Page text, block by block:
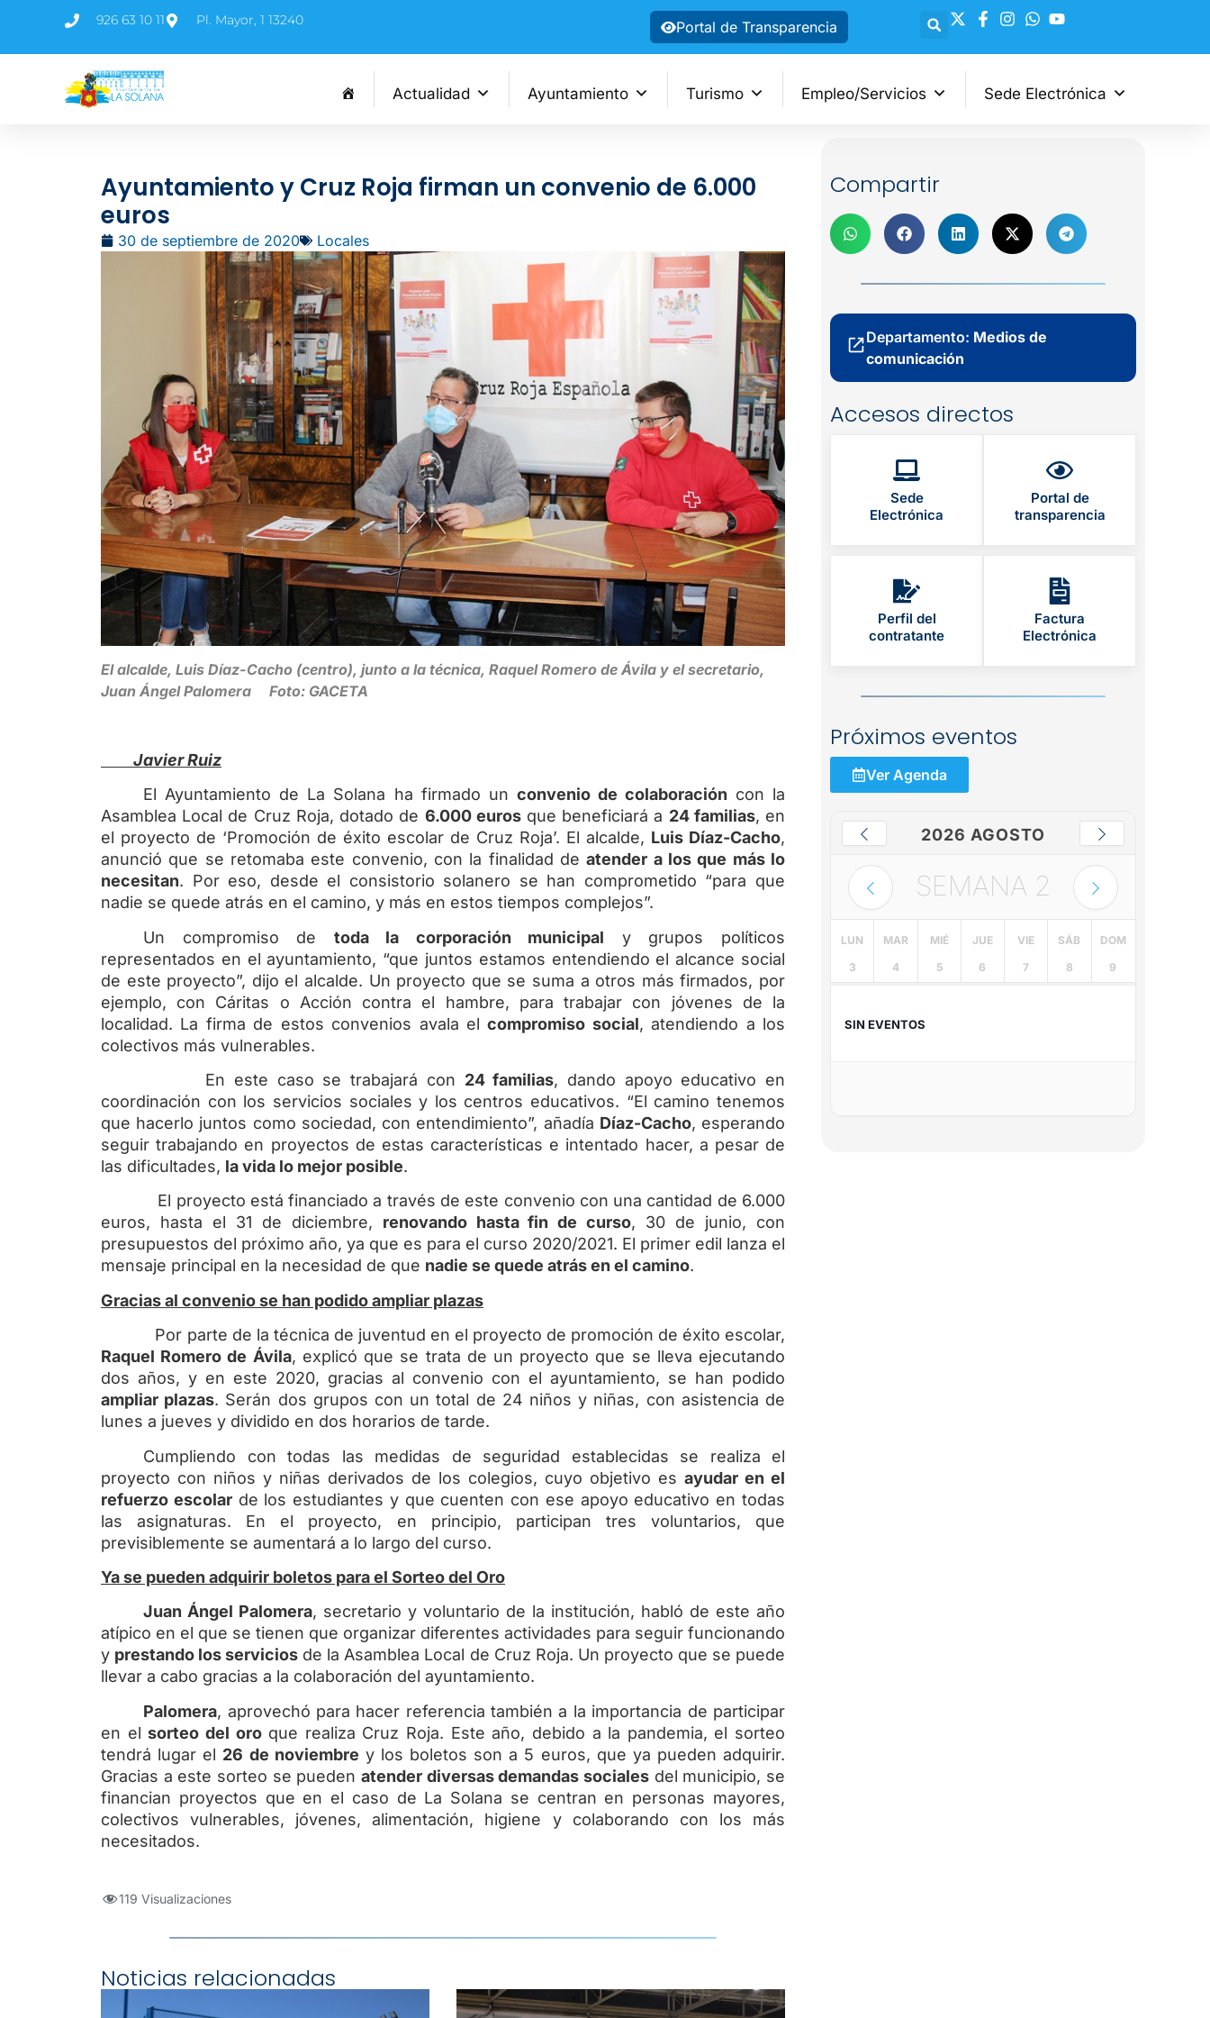
926 63 10 11 Pl. Mayor, 1 13240 Portal de Transparencia
Actualidad Ayuntamiento Turismo Empleo/Servicios Sede Electrónica
Ayuntamiento y Cruz Roja firman un convenio de 6.000
euros
30 de septiembre de 2020 Locales
El alcalde, Luis Díaz-Cacho (centro), junto a la técnica, Raquel Romero de Ávila y el secretario,
Juan Ángel Palomera Foto: GACETA
Javier Ruiz
El Ayuntamiento de La Solana ha firmado un convenio de colaboración con la
Asamblea Local de Cruz Roja, dotado de 6.000 eurosque beneficiará a 24 familias, en
el proyecto de ‘Promoción de éxito escolar de Cruz Roja’. El alcalde, Luis Díaz-Cacho,
anunció que se retomaba este convenio, con la finalidad deatender a los que más lo
necesitan. Por eso, desde el consistorio solanero se han comprometido “para que
nadie se quede atrás en el camino, y más en estos tiempos complejos”.
Un compromiso de toda la corporación municipal y grupos políticos
representados en el ayuntamiento, “que juntos estamos entendiendo el alcance social
de este proyecto”, dijo el alcalde. Un proyecto que se suma a otros más firmados, por
ejemplo, con Cáritas o Acción contra el hambre, para trabajar con jóvenes de la
localidad. La firma de estos convenios avala elcompromiso social, atendiendo a los
colectivos más vulnerables.
En este caso se trabajará con 24 familias, dando apoyo educativo en
coordinación con los servicios sociales y los centros educativos. “El camino tenemos
que hacerlo juntos como sociedad, con entendimiento”, añadía Díaz-Cacho, esperando
seguir trabajando en proyectos de estas características e intentado hacer, a pesar de
las dificultades, la vida lo mejor posible.
El proyecto está financiado a través de este convenio con una cantidad de 6.000
euros, hasta el 31 de diciembre, renovando hasta fin de curso, 30 de junio, con
presupuestos del próximo año, ya que es para el curso 2020/2021. El primer edil lanza el
mensaje principal en la necesidad de que nadie se quede atrás en el camino.
Gracias al convenio se han podido ampliar plazas
Por parte de la técnica de juventud en el proyecto de promoción de éxito escolar,
Raquel Romero de Ávila, explicó que se trata de un proyecto que se lleva ejecutando
dos años, y en este 2020, gracias al convenio con el ayuntamiento, se han podido
ampliar plazas. Serán dos grupos con un total de 24 niños y niñas, con asistencia de
lunes a jueves y dividido en dos horarios de tarde.
Cumpliendo con todas las medidas de seguridad establecidas se realiza el
proyecto con niños y niñas derivados de los colegios, cuyo objetivo es ayudar en el
refuerzo escolarde los estudiantes y que cuenten con ese apoyo educativo en todas
las asignaturas. En el proyecto, en principio, participan tres voluntarios, que
previsiblemente se aumentará a lo largo del curso.
Ya se pueden adquirir boletos para el Sorteo del Oro
Juan Ángel Palomera, secretario y voluntario de la institución, habló de este año
atípico en el que se tienen que organizar diferentes actividades para seguir funcionando
y prestando los servicios de la Asamblea Local de Cruz Roja. Un proyecto que se puede
llevar a cabo gracias a la colaboración del ayuntamiento.
Palomera, aprovechó para hacer referencia también a la importancia de participar
en elsorteo del oroque realiza Cruz Roja. Este año, debido a la pandemia, el sorteo
tendrá lugar el 26 de noviembre y los boletos son a 5 euros, que ya pueden adquirir.
Gracias a este sorteo se pueden atender diversas demandas sociales del municipio, se
financian proyectos que en el caso de La Solana se centran en personas mayores,
colectivos vulnerables, jóvenes, alimentación, higiene y colaborando con los más
necesitados.
119 Visualizaciones
Noticias relacionadas
Compartir
Departamento: Medios de
comunicación
Accesos directos
Sede
Electrónica
Portal de
transparencia
Perfil del
contratante
Factura
Electrónica
Próximos eventos
Ver Agenda
2026 AGOSTO
SEMANA 2
LUN
3
MAR
4
MIÉ
5
JUE
6
VIE
7
SÁB
8
DOM
9
SIN EVENTOS